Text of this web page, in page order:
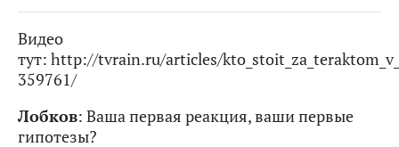
Видео
тут: http://tvrain.ru/articles/
359761/
Лобков: Ваша первая реакция, ваши первые
гипотезы?